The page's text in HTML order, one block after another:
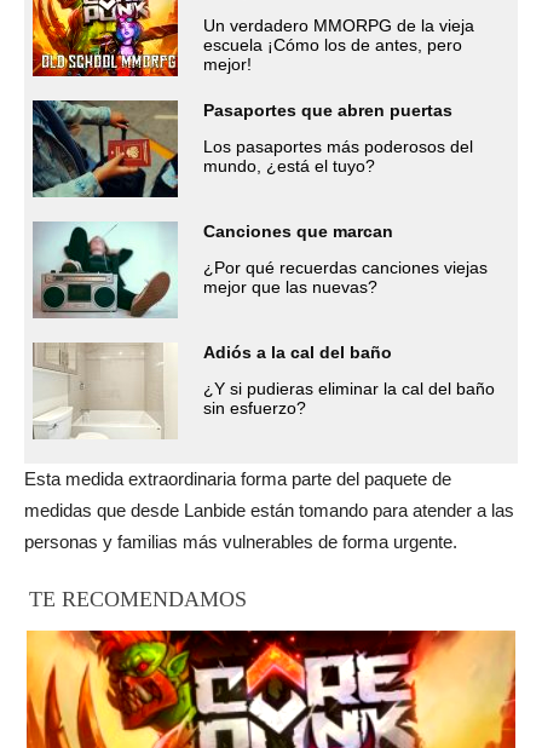
Un verdadero MMORPG de la vieja
escuela ¡Cómo los de antes, pero
mejor!
Pasaportes que abren puertas
Los pasaportes más poderosos del
mundo, ¿está el tuyo?
Canciones que marcan
¿Por qué recuerdas canciones viejas
mejor que las nuevas?
Adiós a la cal del baño
¿Y si pudieras eliminar la cal del baño
sin esfuerzo?
Esta medida extraordinaria forma parte del paquete de
medidas que desde Lanbide están tomando para atender a las
personas y familias más vulnerables de forma urgente.
TE RECOMENDAMOS